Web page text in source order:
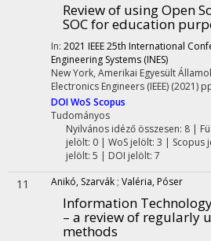
Review of using Open
SOC for education
In: 2021 IEEE 25th International
Engineering Systems (INES)
New York, Amerikai Egyesült
Electronics Engineers (IEEE) (2021)
DOIWoS Scopus
Tudományos
Nyilvános idéző összesen: 8|
jelölt: 0 | WoS jelölt: 3 | Scopus
jelölt: 5 | DOI jelölt: 7
11 Anikó, Szarvák ; Valéria, Póser
Information
– a review of regularly
methods